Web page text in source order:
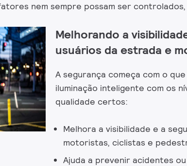
nem sempre possam ser controlados,
Melhorando a
usuários da estrada e
A segurança começa com o
iluminação inteligente com os
qualidade certos:
Melhora a visibilidade e a
motoristas, ciclistas e
Ajuda a prevenir acidentes